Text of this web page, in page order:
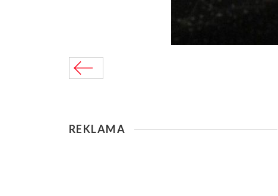
REKLAMA